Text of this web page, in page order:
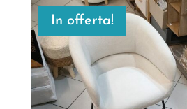
In offerta!